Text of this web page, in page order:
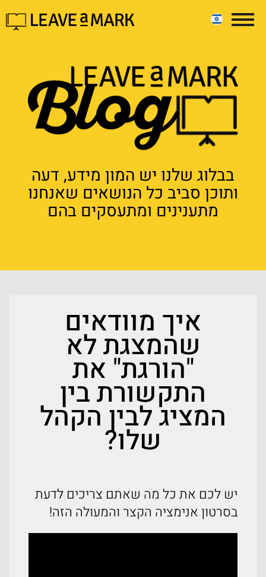
בבלוג שלנו יש המון מידע, דעה
ותוכן סביב כל הנושאים שאנחנו
מתענינים ומתעסקים בהם
איך מוודאים
שהמצגת לא
"הורגת" את
התקשורת בין
המציג לבין הקהל
שלו?
יש לכם את כל מה שאתם צריכים לדעת
בסרטון אנימציה הקצר והמעולה הזה!